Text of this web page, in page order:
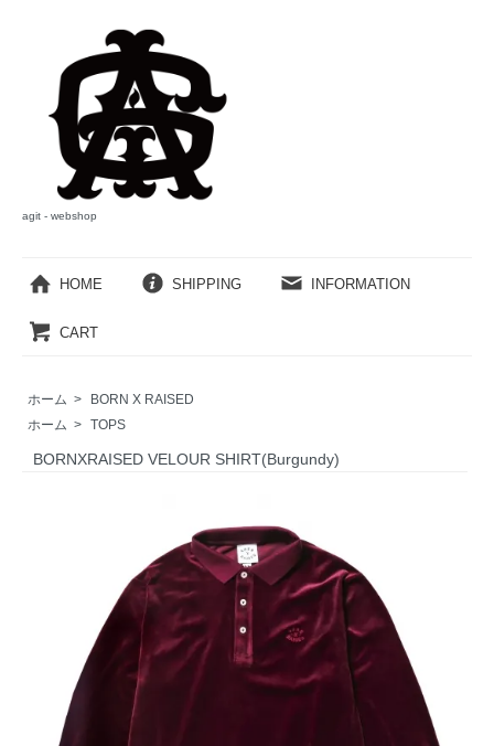
agit - webshop
HOME SHIPPING INFORMATION
CART
ホーム >
BORN X RAISED
ホーム > TOPS
BORNXRAISED VELOUR SHIRT(Burgundy)